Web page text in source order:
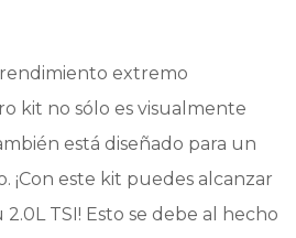
extremo
kit no sólo es visualmente
está diseñado para un
¡Con este kit puedes alcanzar
2.0L TSI! Esto se debe al hecho